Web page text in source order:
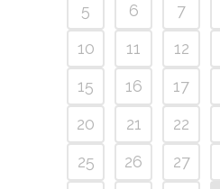
5
6 7
10
11 12
15
16 17
20
21 22
25
26 27